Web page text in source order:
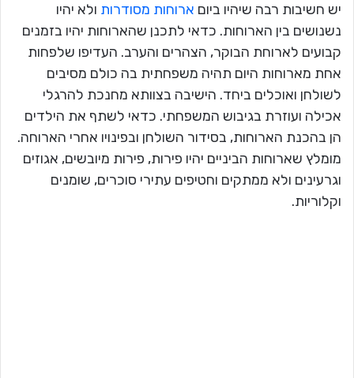
יש חשיבות רבה שיהיו ביום ארוחות מסודרות ולא יהיו
נשנושים בין הארוחות. כדאי לתכנן שהארוחות יהיו בזמנים
קבועים לארוחת הבוקר, הצהרים והערב. העדיפו שלפחות
אחת מארוחות היום תהיה משפחתית בה כולם מסיבים
לשולחן ואוכלים ביחד. הישיבה בצוותא מחנכת להרגלי
אכילה ועוזרת בגיבוש המשפחתי. כדאי לשתף את הילדים
הן בהכנת הארוחות, בסידור השולחן ובפינויו אחרי הארוחה.
מומלץ שארוחות הביניים יהיו פירות, פירות מיובשים, אגוזים
וגרעינים ולא ממתקים וחטיפים עתירי סוכרים, שומנים
וקלוריות.